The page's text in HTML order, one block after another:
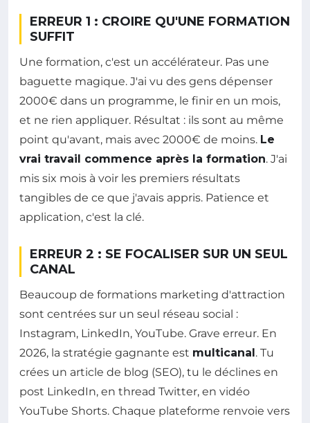
ERREUR 1 : CROIRE QU'UNE FORMATION
SUFFIT
Une formation, c'est un accélérateur. Pas une
baguette magique. J'ai vu des gens dépenser
2000€ dans un programme, le finir en un mois,
et ne rien appliquer. Résultat : ils sont au même
point qu'avant, mais avec 2000€ de moins. Le
vrai travail commence après la formation. J'ai
mis six mois à voir les premiers résultats
tangibles de ce que j'avais appris. Patience et
application, c'est la clé.
ERREUR 2 : SE FOCALISER SUR UN SEUL
CANAL
Beaucoup de formations marketing d'attraction
sont centrées sur un seul réseau social :
Instagram, LinkedIn, YouTube. Grave erreur. En
2026, la stratégie gagnante est multicanal . Tu
crées un article de blog (SEO), tu le déclines en
post LinkedIn, en thread Twitter, en vidéo
YouTube Shorts. Chaque plateforme renvoie vers